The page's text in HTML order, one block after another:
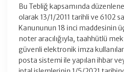
Bu Tebliğ kapsamında
olarak 13/1/2011 tarihli ve 6102
Kanununun 18 inci maddesinin
noter aracılığıyla, taahhütlü
güvenli elektronik imza
posta sistemi ile yapılan ihbar